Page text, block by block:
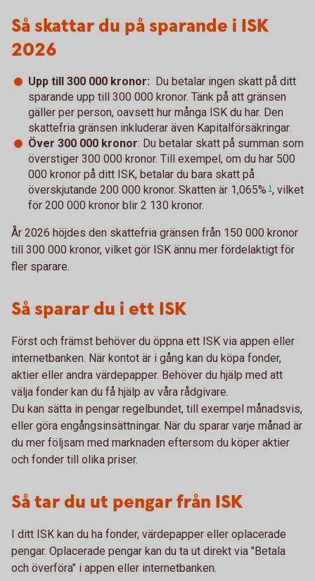
Så skattar du på sparande i ISK
2026
Upp till 300 000 kronor: Du betalar ingen skatt på ditt
sparande upp till 300 000 kronor. Tänk på att gränsen
gäller per person, oavsett hur många ISK du har. Den
skattefria gränsen inkluderar även Kapitalförsäkringar.
Över 300 000 kronor: Du betalar skatt på summan som
överstiger 300 000 kronor. Till exempel, om du har 500
000 kronor på ditt ISK, betalar du bara skatt på
överskjutande 200 000 kronor. Skatten är 1,065% 1, vilket
för 200 000 kronor blir 2 130 kronor.
År 2026 höjdes den skattefria gränsen från 150 000 kronor
till 300 000 kronor, vilket gör ISK ännu mer fördelaktigt för
fler sparare.
Så sparar du i ett ISK
Först och främst behöver du öppna ett ISK via appen eller
internetbanken. När kontot är i gång kan du köpa fonder,
aktier eller andra värdepapper. Behöver du hjälp med att
välja fonder kan du få hjälp av våra rådgivare.
Du kan sätta in pengar regelbundet, till exempel månadsvis,
eller göra engångsinsättningar. När du sparar varje månad är
du mer följsam med marknaden eftersom du köper aktier
och fonder till olika priser.
Så tar du ut pengar från ISK
I ditt ISK kan du ha fonder, värdepapper eller oplacerade
pengar. Oplacerade pengar kan du ta ut direkt via "Betala
och överföra" i appen eller internetbanken.